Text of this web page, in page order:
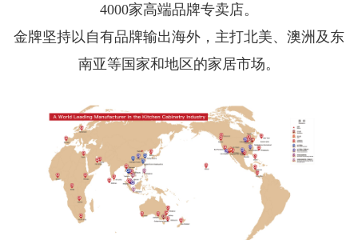
4000家高端品牌专卖店。
金牌坚持以自有品牌输出海外，主打北美、澳洲及东
南亚等国家和地区的家居市场。